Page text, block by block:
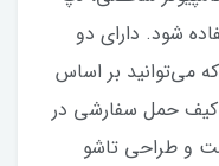
شود. دارای دو
می‌توانید بر اساس
کیف حمل سفارشی در
و طراحی تاشو